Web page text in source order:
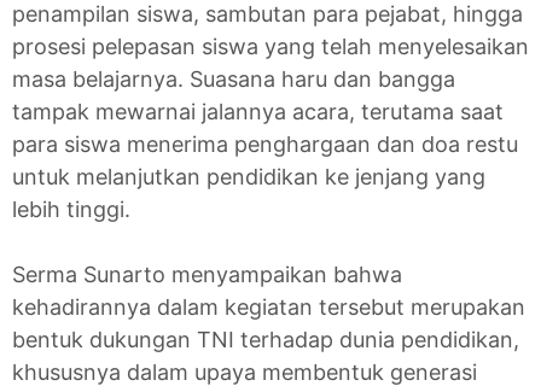
penampilan siswa, sambutan para pejabat, hingga
prosesi pelepasan siswa yang telah menyelesaikan
masa belajarnya. Suasana haru dan bangga
tampak mewarnai jalannya acara, terutama saat
para siswa menerima penghargaan dan doa restu
untuk melanjutkan pendidikan ke jenjang yang
lebih tinggi.
Serma Sunarto menyampaikan bahwa
kehadirannya dalam kegiatan tersebut merupakan
bentuk dukungan TNI terhadap dunia pendidikan,
khususnya dalam upaya membentuk generasi